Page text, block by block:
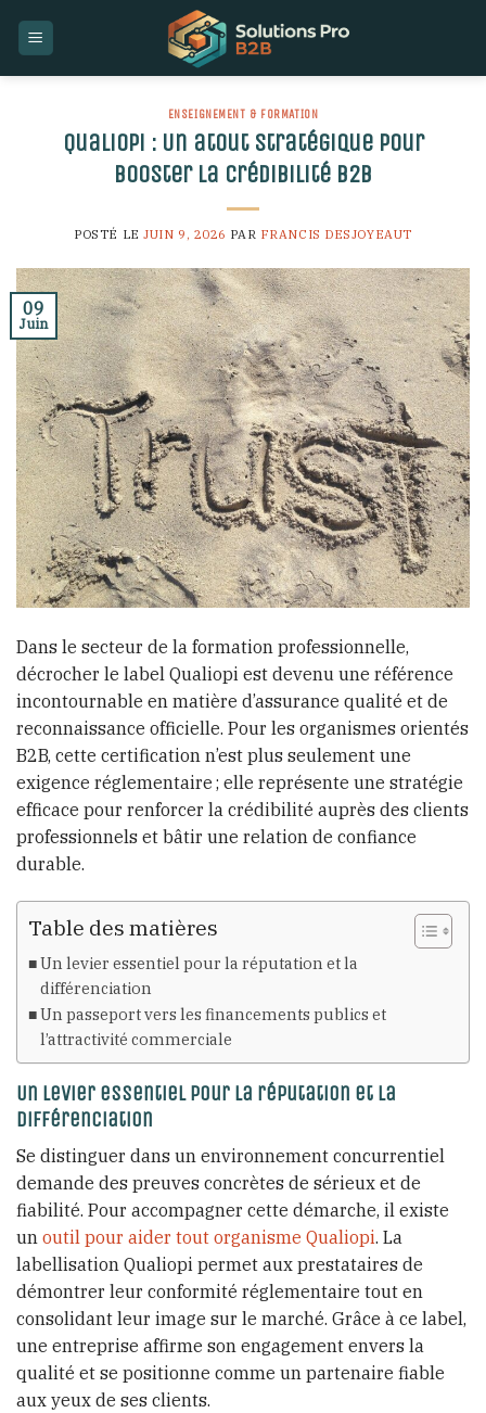
ENSEIGNEMENT & FORMATION
Qualiopi : Un atout stratégique pour
booster la crédibilité B2B
POSTÉ LEJUIN 9, 2026 PAR FRANCIS DESJOYEAUT
09
Juin
Dans le secteur de la formation professionnelle,
décrocher le label Qualiopi est devenu une référence
incontournable en matière d’assurance qualité et de
reconnaissance officielle. Pour les organismes orientés
B2B, cette certification n’est plus seulement une
exigence réglementaire ; elle représente une stratégie
efficace pour renforcer la crédibilité auprès des clients
professionnels et bâtir une relation de confiance
durable.
Table des matières
Un levier essentiel pour la réputation et la
différenciation
Un passeport vers les financements publics et
l’attractivité commerciale
Un levier essentiel pour la réputation et la
différenciation
Se distinguer dans un environnement concurrentiel
demande des preuves concrètes de sérieux et de
fiabilité. Pour accompagner cette démarche, il existe
un outil pour aider tout organisme Qualiopi. La
labellisation Qualiopi permet aux prestataires de
démontrer leur conformité réglementaire tout en
consolidant leur image sur le marché. Grâce à ce label,
une entreprise affirme son engagement envers la
qualité et se positionne comme un partenaire fiable
aux yeux de ses clients.